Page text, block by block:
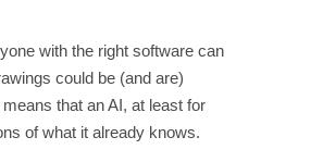
with the right software can
could be (and are)
that an AI, at least for
of what it already knows.